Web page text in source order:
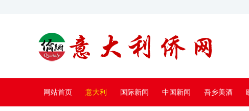
网站首页 意大利 国际新闻 中国新闻 吾乡美酒